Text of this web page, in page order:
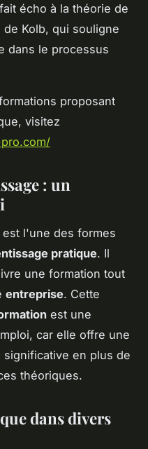
écho à la théorie de
Kolb, qui souligne
dans le processus
proposant
visitez
: un
est l'une des formes
pratique. Il
une formation tout
entreprise. Cette
est une
car elle offre une
significative en plus de
théoriques.
dans divers